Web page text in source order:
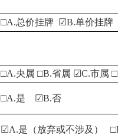
□A.总价挂牌 ☑B.单价挂牌
□A.央属 □B.省属 ☑C.市属 □
□A.是 ☑B.否
☑A.是（放弃或不涉及）